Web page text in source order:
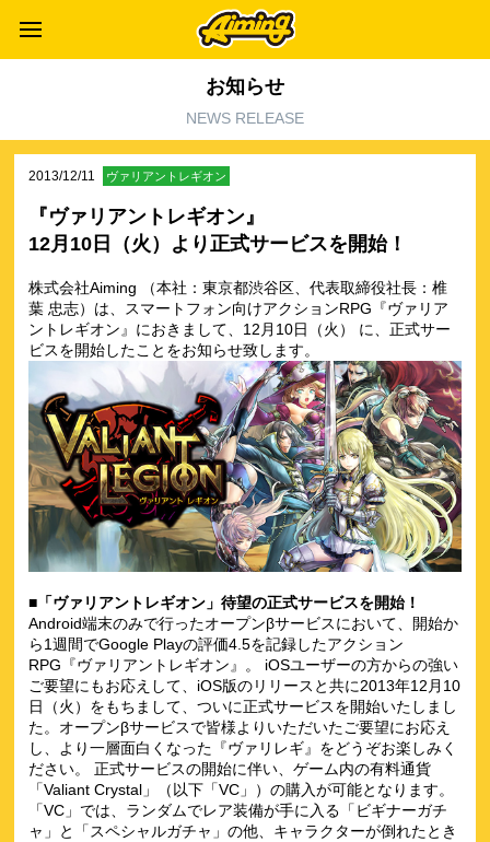
お知らせ
NEWS RELEASE
2013/12/11 ヴァリアントレギオン
『ヴァリアントレギオン』
12月10日（火）より正式サービスを開始！
株式会社Aiming （本社：東京都渋谷区、代表取締役社長：椎
葉 忠志）は、スマートフォン向けアクションRPG『ヴァリア
ントレギオン』におきまして、12月10日（火） に、正式サー
ビスを開始したことをお知らせ致します。
■「ヴァリアントレギオン」待望の正式サービスを開始！
Android端末のみで行ったオープンβサービスにおいて、開始か
ら1週間でGoogle Playの評価4.5を記録したアクション
RPG『ヴァリアントレギオン』。 iOSユーザーの方からの強い
ご要望にもお応えして、iOS版のリリースと共に2013年12月10
日（火）をもちまして、ついに正式サービスを開始いたしまし
た。オープンβサービスで皆様よりいただいたご要望にお応え
し、より一層面白くなった『ヴァリレギ』をどうぞお楽しみく
ださい。 正式サービスの開始に伴い、ゲーム内の有料通貨
「Valiant Crystal」（以下「VC」）の購入が可能となります。
「VC」では、ランダムでレア装備が手に入る「ビギナーガチ
ャ」と「スペシャルガチャ」の他、キャラクターが倒れたとき